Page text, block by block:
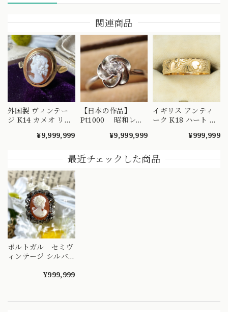
関連商品
外国製 ヴィンテー
ジ K14 カメオ リン
しめるようなデザイ
¥9,999,999
【日本の作品】
Pt1000 昭和レト
リング 捻り梅
り 吉祥文様 ～
楚々とした可憐な華
¥9,999,999
イギリス アンティ
ーク K18 ハート エ
り リング 1908年 バ
ーディアン 全周彫
刻 総柄 MR00841
¥999,999
最近チェックした商品
ポルトガル セミヴ
ィンテージ シルバ
¥999,999